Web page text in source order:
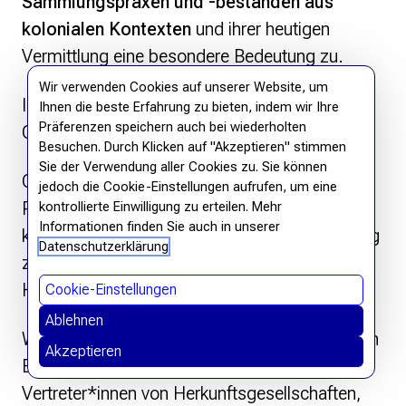
kolonialen Kontexten und ihrer heutigen
Vermittlung eine besondere Bedeutung zu.
In der 3. Ausgabe von “Wissen. Macht.
Gerechtigkeit.” fragen wir:
Gibt es einen postkolonialen
Paradigmenwechsel des Museums? Welche
kolonialistischen Einflüsse gibt es beim Zugang
zum kulturellen Erbe, auch und gerade vor dem
Hintergrund der Digitalisierung?
Welche postkolonialen Konzepte und konkreten
Beispiele gibt es für die Zusammenarbeit mit
Vertreter*innen von Herkunftsgesellschaften,
Wir verwenden Cookies auf unserer Website, um
Ihnen die beste Erfahrung zu bieten, indem wir Ihre
Präferenzen speichern auch bei wiederholten
Besuchen. Durch Klicken auf "Akzeptieren" stimmen
Sie der Verwendung aller Cookies zu. Sie können
jedoch die Cookie-Einstellungen aufrufen, um eine
kontrollierte Einwilligung zu erteilen. Mehr
Informationen finden Sie auch in unserer
Datenschutzerklärung
Cookie-Einstellungen
Ablehnen
Akzeptieren